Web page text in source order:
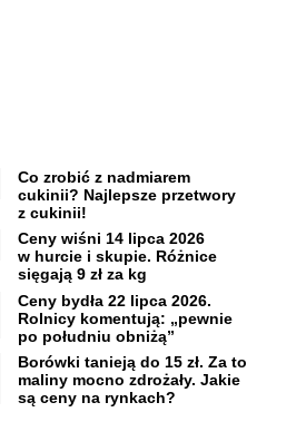
Co zrobić z nadmiarem
cukinii? Najlepsze przetwory
z cukinii!
Ceny wiśni 14 lipca 2026
w hurcie i skupie. Różnice
sięgają 9 zł za kg
Ceny bydła 22 lipca 2026.
Rolnicy komentują: „pewnie
po południu obniżą”
Borówki tanieją do 15 zł. Za to
maliny mocno zdrożały. Jakie
są ceny na rynkach?